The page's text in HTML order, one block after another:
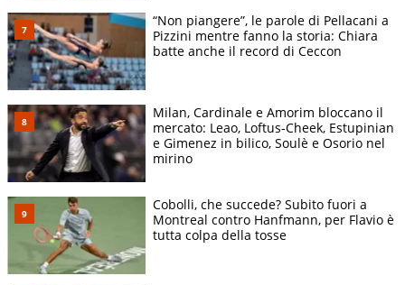
“Non piangere”, le parole di Pellacani a
Pizzini mentre fanno la storia: Chiara
batte anche il record di Ceccon
Milan, Cardinale e Amorim bloccano il
mercato: Leao, Loftus-Cheek, Estupinian
e Gimenez in bilico, Soulè e Osorio nel
mirino
Cobolli, che succede? Subito fuori a
Montreal contro Hanfmann, per Flavio è
tutta colpa della tosse